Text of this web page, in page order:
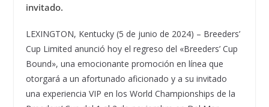
invitado.
LEXINGTON, Kentucky (5 de junio de 2024) – Breeders’
Cup Limited anunció hoy el regreso del «Breeders’ Cup
Bound», una emocionante promoción en línea que
otorgará a un afortunado aficionado y a su invitado
una experiencia VIP en los World Championships de la